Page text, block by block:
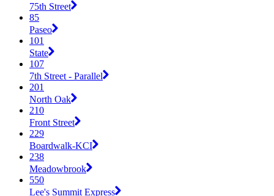
75th Street
85
Paseo
101
State
107
7th Street - Parallel
201
North Oak
210
Front Street
229
Boardwalk-KCI
238
Meadowbrook
550
Lee's Summit Express